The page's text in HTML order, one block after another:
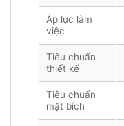
Áp lực làm
việc
Tiêu chuẩn
thiết kế
Tiêu chuẩn
mặt bích